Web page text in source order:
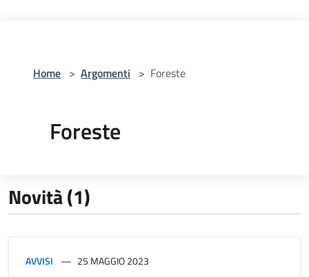
Home > Argomenti > Foreste
Foreste
Novità (1)
AVVISI 25 MAGGIO 2023